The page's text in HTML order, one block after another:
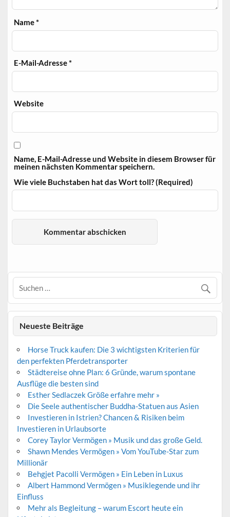
Name*
E-Mail-Adresse*
Website
Name, E-Mail-Adresse und Website in diesem Browser für
meinen nächsten Kommentar speichern.
Wie viele Buchstaben hat das Wort toll? (Required)
Neueste Beiträge
Horse Truck kaufen: Die 3 wichtigsten Kriterien für
den perfekten Pferdetransporter
Städtereise ohne Plan: 6 Gründe, warum spontane
Ausflüge die besten sind
Esther Sedlaczek Größe erfahre mehr »
Die Seele authentischer Buddha-Statuen aus Asien
Investieren in Istrien? Chancen & Risiken beim
Investieren in Urlaubsorte
Corey Taylor Vermögen » Musik und das große Geld.
Shawn Mendes Vermögen » Vom YouTube-Star zum
Millionär
Behgjet Pacolli Vermögen » Ein Leben in Luxus
Albert Hammond Vermögen » Musiklegende und ihr
Einfluss
Mehr als Begleitung – warum Escort heute ein